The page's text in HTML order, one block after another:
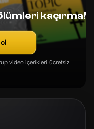
kaçırma!
video içerikleri ücretsiz